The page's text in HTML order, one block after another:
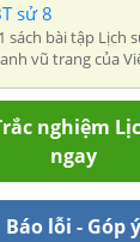
sử 8
sách bài tập Lịch
vũ trang của
nghiệm
ngay
Báo lỗi - Góp ý